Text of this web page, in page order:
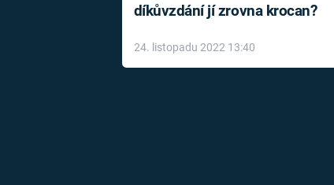
díkůvzdání jí zrovna krocan?
24. listopadu 2022 13:40